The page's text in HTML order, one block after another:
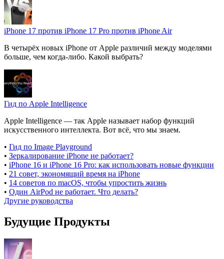
iPhone 17 против iPhone 17 Pro против iPhone Air
В четырёх новых iPhone от Apple различий между моделями
больше, чем когда-либо. Какой выбрать?
Гид по Apple Intelligence
Apple Intelligence — так Apple называет набор функций
искусственного интеллекта. Вот всё, что мы знаем.
• Гид по Image Playground
• Зеркалирование iPhone не работает?
• iPhone 16 и iPhone 16 Pro: как использовать новые функции
• 21 совет, экономящий время на iPhone
• 14 советов по macOS, чтобы упростить жизнь
• Один AirPod не работает. Что делать?
Другие руководства
Будущие Продукты